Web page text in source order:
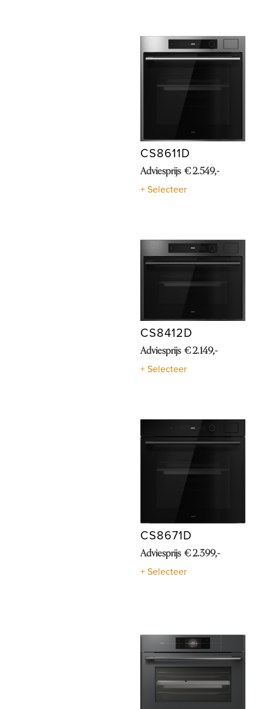
CS8611D
Adviesprijs € 2.549,-
+ Selecteer
CS8412D
Adviesprijs € 2.149,-
+ Selecteer
CS8671D
Adviesprijs € 2.399,-
+ Selecteer